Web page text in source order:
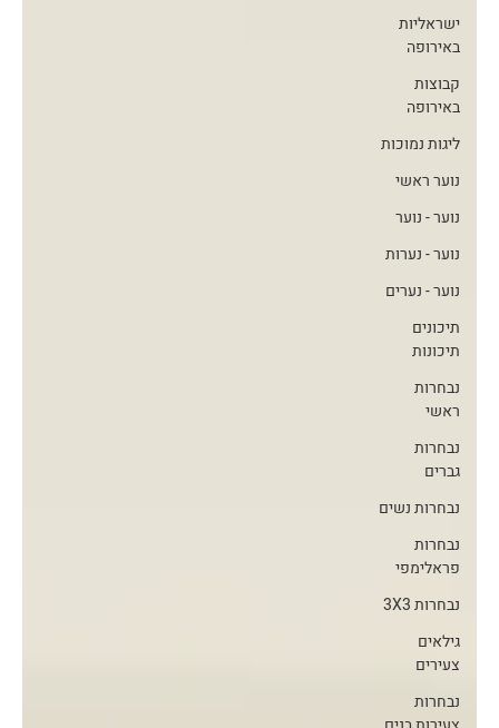
ישראליות
באירופה
קבוצות
באירופה
ליגות נמוכות
נוער ראשי
נוער - נוער
נוער - נערות
נוער - נערים
תיכונים
תיכונות
נבחרות
ראשי
נבחרות
גברים
נבחרות נשים
נבחרות
פראלימפי
נבחרות 3X3
גילאים
צעירים
נבחרות